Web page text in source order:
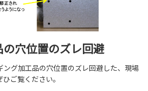
穴位置のズレ回避
グ加工品の穴位置のズレ回避した、現場
ご覧ください。